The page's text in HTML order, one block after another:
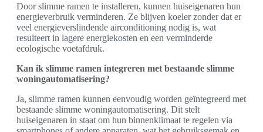
Door slimme ramen te installeren, kunnen huiseigenaren hun
energieverbruik verminderen. Ze blijven koeler zonder dat er
veel energieverslindende airconditioning nodig is, wat
resulteert in lagere energiekosten en een verminderde
ecologische voetafdruk.
Kan ik slimme ramen integreren met bestaande slimme
woningautomatisering?
Ja, slimme ramen kunnen eenvoudig worden geïntegreerd met
bestaande slimme woningautomatisering. Dit stelt
huiseigenaren in staat om hun binnenklimaat te regelen via